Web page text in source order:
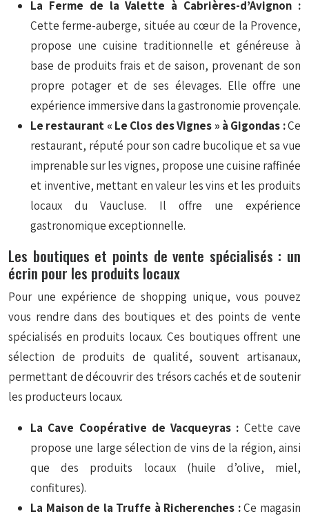
La Ferme de la Valette à Cabrières-d’Avignon :
Cette ferme-auberge, située au cœur de la Provence,
propose une cuisine traditionnelle et généreuse à
base de produits frais et de saison, provenant de son
propre potager et de ses élevages. Elle offre une
expérience immersive dans la gastronomie provençale.
Le restaurant « Le Clos des Vignes » à Gigondas :Ce
restaurant, réputé pour son cadre bucolique et sa vue
imprenable sur les vignes, propose une cuisine raffinée
et inventive, mettant en valeur les vins et les produits
locaux du Vaucluse. Il offre une expérience
gastronomique exceptionnelle.
Les boutiques et points de vente spécialisés : un
écrin pour les produits locaux
Pour une expérience de shopping unique, vous pouvez
vous rendre dans des boutiques et des points de vente
spécialisés en produits locaux. Ces boutiques offrent une
sélection de produits de qualité, souvent artisanaux,
permettant de découvrir des trésors cachés et de soutenir
les producteurs locaux.
La Cave Coopérative de Vacqueyras : Cette cave
propose une large sélection de vins de la région, ainsi
que des produits locaux (huile d’olive, miel,
confitures).
La Maison de la Truffe à Richerenches :Ce magasin